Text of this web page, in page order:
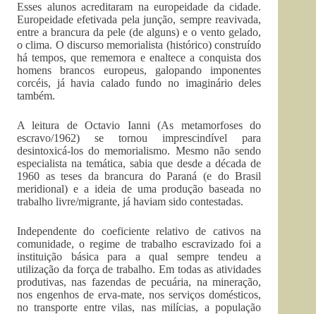
Esses alunos acreditaram na europeidade da cidade.
Europeidade efetivada pela junção, sempre reavivada,
entre a brancura da pele (de alguns) e o vento gelado,
o clima. O discurso memorialista (histórico) construído
há tempos, que rememora e enaltece a conquista dos
homens brancos europeus, galopando imponentes
corcéis, já havia calado fundo no imaginário deles
também.
A leitura de Octavio Ianni (As metamorfoses do
escravo/1962) se tornou imprescindível para
desintoxicá-los do memorialismo. Mesmo não sendo
especialista na temática, sabia que desde a década de
1960 as teses da brancura do Paraná (e do Brasil
meridional) e a ideia de uma produção baseada no
trabalho livre/migrante, já haviam sido contestadas.
Independente do coeficiente relativo de cativos na
comunidade, o regime de trabalho escravizado foi a
instituição básica para a qual sempre tendeu a
utilização da força de trabalho. Em todas as atividades
produtivas, nas fazendas de pecuária, na mineração,
nos engenhos de erva-mate, nos serviços domésticos,
no transporte entre vilas, nas milícias, a população